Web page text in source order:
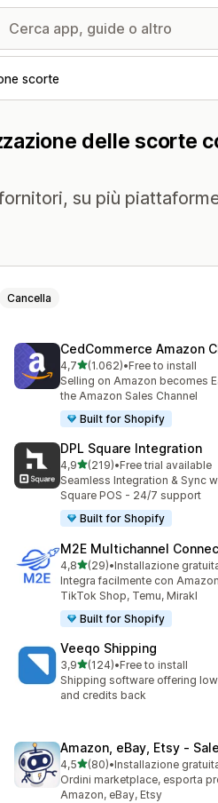
scorte
delle scorte
su più
Cancella
CedCommerce Amazon
4,7stelle su 5
(1.062)
1062 recensioni totali
•Free to install
Selling on Amazon becomes
the Amazon Sales Channel
Built for Shopify
DPL Square Integration
4,9stelle su 5
(219)
219 recensioni totali
•Free trial available
Seamless Integration & Sync
Square POS - 24/7 support
Built for Shopify
M2E Multichannel
4,8stelle su 5
(29)
29 recensioni totali
•Installazione
Integra facilmente con
TikTok Shop, Temu, Mirakl
Built for Shopify
Veeqo Shipping
3,9stelle su 5
(124)
124 recensioni totali
•Free to install
Shipping software offering
and credits back
Amazon, eBay, Etsy ‑
4,5stelle su 5
(80)
80 recensioni totali
•Installazione
Ordini marketplace, esporta
Amazon, eBay, Etsy